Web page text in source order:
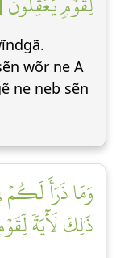
wõr ne A
ne neb sẽn
وَمَا ذَرَأَ لَكُمۡ
ذَٰلِكَ لَأٓيَةٗ